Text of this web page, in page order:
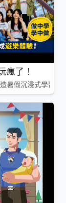
瘋了！
暑假沉浸式學習基